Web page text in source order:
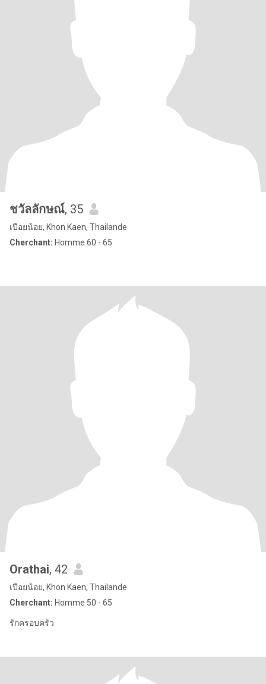
ชวัลลักษณ์, 35
เปือยน้อย, Khon Kaen, Thailande
Cherchant: Homme 60 - 65
Orathai, 42
เปือยน้อย, Khon Kaen, Thailande
Cherchant: Homme 50 - 65
รักครอบครัว